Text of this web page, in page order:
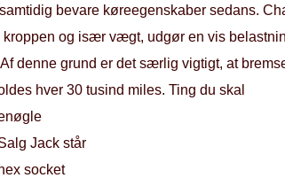
bevare køreegenskaber sedans.
kroppen og især vægt, udgør en vis
Af denne grund er det særlig vigtigt, at
hver 30 tusind miles. Ting du skal
Jack står
socket